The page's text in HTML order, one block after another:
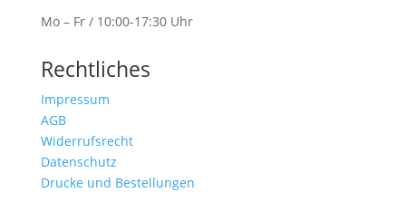
Mo – Fr / 10:00-17:30 Uhr
Rechtliches
Impressum
AGB
Widerrufsrecht
Datenschutz
Drucke und Bestellungen